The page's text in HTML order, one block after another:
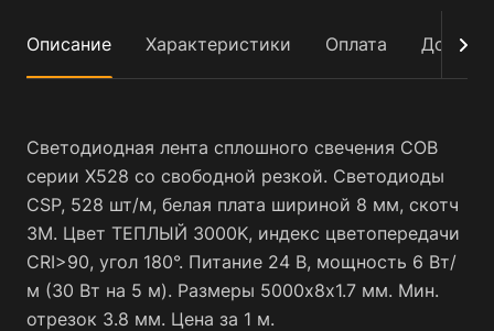
Описание Характеристики Оплата
Светодиодная лента сплошного свечения COB
серии X528 со свободной резкой. Светодиоды
CSP, 528 шт/м, белая плата шириной 8 мм, скотч
3M. Цвет ТЕПЛЫЙ 3000K, индекс цветопередачи
CRI>90, угол 180°. Питание 24 В, мощность 6 Вт/
м (30 Вт на 5 м). Размеры 5000х8х1.7 мм. Мин.
отрезок 3.8 мм. Цена за 1 м.